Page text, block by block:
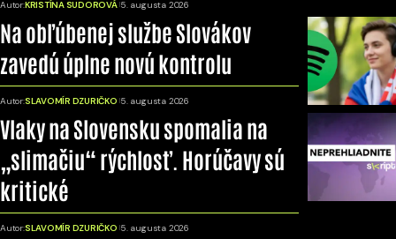
Autor:KRISTÍNA SUDOROVÁ 5. augusta 2026
Na obľúbenej službe Slovákov
zavedú úplne novú kontrolu
Autor:SLAVOMÍR DZURIČKO 5. augusta 2026
Vlaky na Slovensku spomalia na
„slimačiu“ rýchlosť. Horúčavy sú
kritické
Autor:SLAVOMÍR DZURIČKO 5. augusta 2026